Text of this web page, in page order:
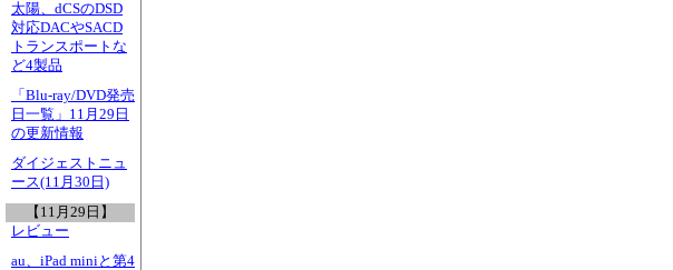
太陽、dCSのDSD
対応DACやSACD
トランスポートな
ど4製品
「Blu-ray/DVD発売
日一覧」11月29日
の更新情報
ダイジェストニュ
ース(11月30日)
【11月29日】
レビュー
au、iPad miniと第4